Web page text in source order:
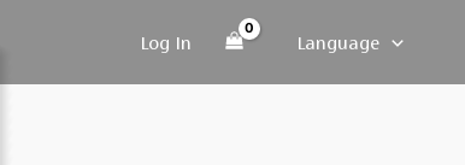
Log In Language